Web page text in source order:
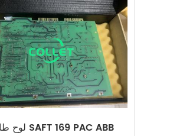
لوح طاقة SAFT 169 PAC ABB